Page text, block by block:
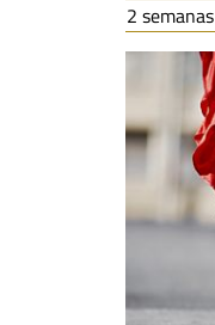
2 semanas